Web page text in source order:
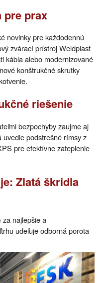
pre prax
novinky pre každodennú
zvárací prístroj Weldplast
kábla alebo modernizované
konštrukčné skrutky
riešenie
bezpochyby zaujme aj
podstrešné rímsy z
pre efektívne zateplenie
Zlatá škridla
za najlepšie a
udeľuje odborná porota